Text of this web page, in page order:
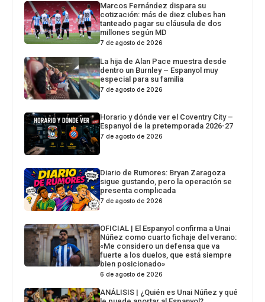
Marcos Fernández dispara su
cotización: más de diez clubes han
tanteado pagar su cláusula de dos
millones según MD
7 de agosto de 2026
La hija de Alan Pace muestra desde
dentro un Burnley – Espanyol muy
especial para su familia
7 de agosto de 2026
Horario y dónde ver el Coventry City –
Espanyol de la pretemporada 2026-27
7 de agosto de 2026
Diario de Rumores: Bryan Zaragoza
sigue gustando, pero la operación se
presenta complicada
7 de agosto de 2026
OFICIAL | El Espanyol confirma a Unai
Núñez como cuarto fichaje del verano:
«Me considero un defensa que va
fuerte a los duelos, que está siempre
bien posicionado»
6 de agosto de 2026
ANÁLISIS | ¿Quién es Unai Núñez y qué